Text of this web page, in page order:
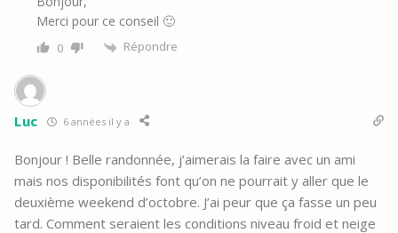
Merci pour ce conseil 🙂
0 Répondre
Luc 6 années il y a
Bonjour ! Belle randonnée, j’aimerais la faire avec un ami
mais nos disponibilités font qu’on ne pourrait y aller que le
deuxième weekend d’octobre. J’ai peur que ça fasse un peu
tard. Comment seraient les conditions niveau froid et neige